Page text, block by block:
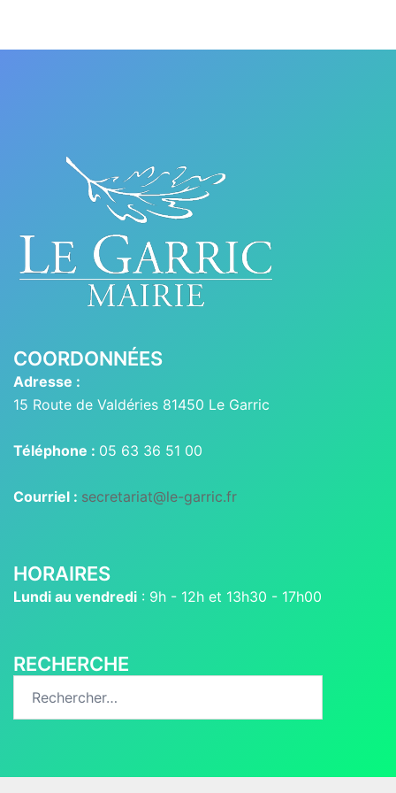
COORDONNÉES
Adresse :
15 Route de Valdéries 81450 Le Garric
Téléphone : 05 63 36 51 00
Courriel : secretariat@le-garric.fr
HORAIRES
Lundi au vendredi : 9h - 12h et 13h30 - 17h00
RECHERCHE